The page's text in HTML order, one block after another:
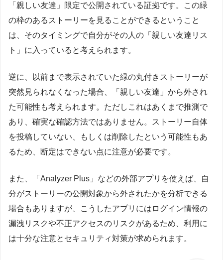
「親しい友達」限定で公開されている証拠です。この緑
の枠のあるストーリーを見ることができるということ
は、そのタイミングで自分がその人の「親しい友達リス
ト」に入っていると考えられます。
逆に、以前まで表示されていた緑の丸付きストーリーが
突然見られなくなった場合、「親しい友達」から外され
た可能性も考えられます。ただしこれはあくまで推測で
あり、確実な確認方法ではありません。ストーリー自体
を投稿していない、もしくは削除したという可能性もあ
るため、断定はできない点に注意が必要です。
また、「Analyzer Plus」などの外部アプリを使えば、自
分がストーリーの公開対象から外されたかを分析できる
場合もありますが、こうしたアプリにはログイン情報の
漏洩リスクや不正アクセスのリスクがあるため、利用に
は十分な注意とセキュリティ対策が求められます。